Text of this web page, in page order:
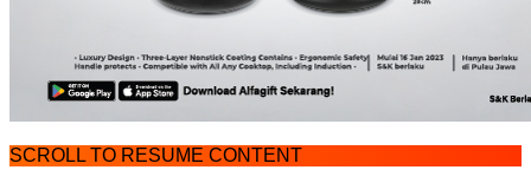
SCROLL TO RESUME CONTENT